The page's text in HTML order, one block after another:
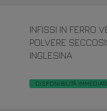
INFISSI IN FERRO
POLVERE
INGLESINA
DISPONIBILITÀ